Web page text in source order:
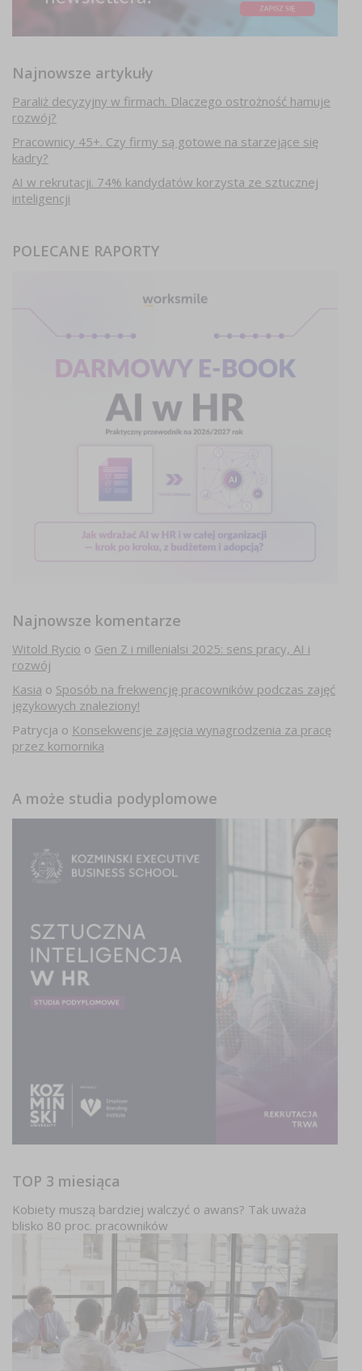
Najnowsze artykuły
Paraliż decyzyjny w firmach. Dlaczego ostrożność hamuje
rozwój?
Pracownicy 45+. Czy firmy są gotowe na starzejące się
kadry?
AI w rekrutacji. 74% kandydatów korzysta ze sztucznej
inteligencji
POLECANE RAPORTY
Najnowsze komentarze
Witold Rycio o Gen Z i millenialsi 2025: sens pracy, AI i
rozwój
Kasia o Sposób na frekwencję pracowników podczas zajęć
językowych znaleziony!
Patrycja o Konsekwencje zajęcia wynagrodzenia za pracę
przez komornika
A może studia podyplomowe
TOP 3 miesiąca
Kobiety muszą bardziej walczyć o awans? Tak uważa
blisko 80 proc. pracowników